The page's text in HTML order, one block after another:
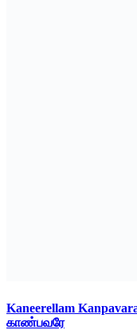
Kaneerellam
காண்பவரே